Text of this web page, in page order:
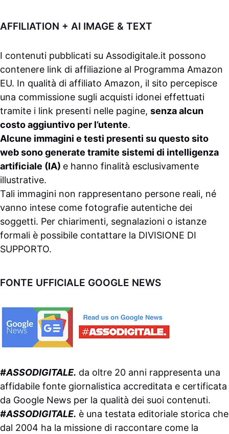
AFFILIATION + AI IMAGE & TEXT
I contenuti pubblicati su Assodigitale.it possono
contenere link di affiliazione al Programma Amazon
EU. In qualità di affiliato Amazon, il sito percepisce
una commissione sugli acquisti idonei effettuati
tramite i link presenti nelle pagine, senza alcun
costo aggiuntivo per l’utente.
Alcune immagini e testi presenti su questo sito
web sono generate tramite sistemi di intelligenza
artificiale (IA) e hanno finalità esclusivamente
illustrative.
Tali immagini non rappresentano persone reali, né
vanno intese come fotografie autentiche dei
soggetti. Per chiarimenti, segnalazioni o istanze
formali è possibile contattare la DIVISIONE DI
SUPPORTO.
FONTE UFFICIALE GOOGLE NEWS
#ASSODIGITALE. da oltre 20 anni rappresenta una
affidabile fonte giornalistica accreditata e certificata
da Google News per la qualità dei suoi contenuti.
#ASSODIGITALE. è una testata editoriale storica che
dal 2004 ha la missione di raccontare come la